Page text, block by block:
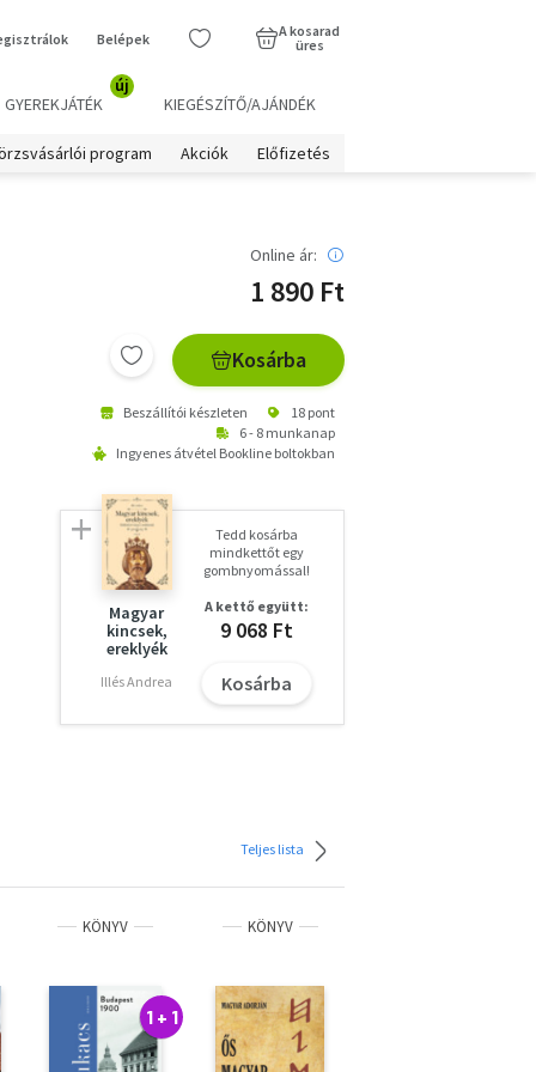
Belépek
A kosarad
üres
GYEREKJÁTÉK
új
KIEGÉSZÍTŐ/AJÁNDÉK
program Akciók Előfizetés
Online ár:
1 890 Ft
Kosárba
Beszállítói készleten
18 pont
6 - 8 munkanap
Ingyenes átvétel Bookline boltokban
Magyar
kincsek,
ereklyék
Illés Andrea
Tedd kosárba
mindkettőt egy
gombnyomással!
A kettő együtt:
9 068 Ft
Kosárba
Teljes lista
KÖNYV
1 + 1
KÖNYV